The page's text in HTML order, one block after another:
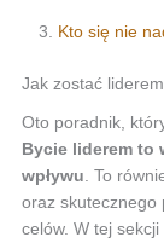
Kto się nie
Jak zostać
Oto poradnik,
Bycie liderem to
wpływu . To
oraz skutecznego
celów. W tej